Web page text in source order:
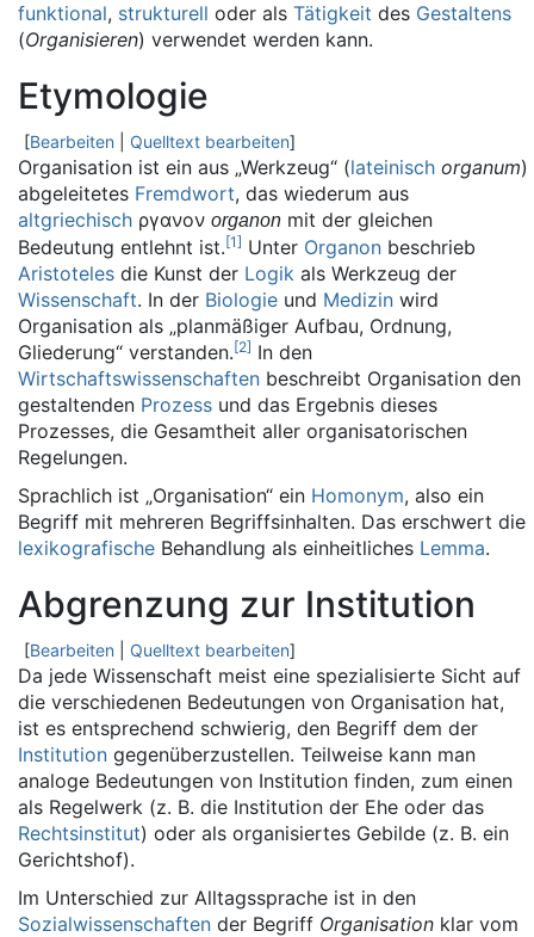
funktional, strukturell oder als Tätigkeit des Gestaltens
(Organisieren) verwendet werden kann.
Etymologie
[Bearbeiten Quelltext bearbeiten]
Organisation ist ein aus „Werkzeug“ (lateinisch organum)
abgeleitetes Fremdwort, das wiederum aus
altgriechisch ργανον organon mit der gleichen
Bedeutung entlehnt ist.[1] Unter Organon beschrieb
Aristoteles die Kunst der Logik als Werkzeug der
Wissenschaft. In der Biologie und Medizin wird
Organisation als „planmäßiger Aufbau, Ordnung,
Gliederung“ verstanden.[2] In den
Wirtschaftswissenschaften beschreibt Organisation den
gestaltenden Prozess und das Ergebnis dieses
Prozesses, die Gesamtheit aller organisatorischen
Regelungen.
Sprachlich ist „Organisation“ ein Homonym, also ein
Begriff mit mehreren Begriffsinhalten. Das erschwert die
lexikografische Behandlung als einheitliches Lemma.
Abgrenzung zur Institution
[Bearbeiten Quelltext bearbeiten]
Da jede Wissenschaft meist eine spezialisierte Sicht auf
die verschiedenen Bedeutungen von Organisation hat,
ist es entsprechend schwierig, den Begriff dem der
Institution gegenüberzustellen. Teilweise kann man
analoge Bedeutungen von Institution finden, zum einen
als Regelwerk (z. B. die Institution der Ehe oder das
Rechtsinstitut) oder als organisiertes Gebilde (z. B. ein
Gerichtshof).
Im Unterschied zur Alltagssprache ist in den
Sozialwissenschaften der Begriff Organisation klar vom